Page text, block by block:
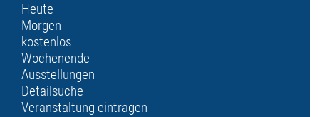
Heute
Morgen
kostenlos
Wochenende
Ausstellungen
Detailsuche
Veranstaltung eintragen